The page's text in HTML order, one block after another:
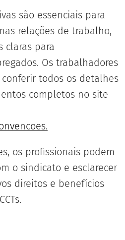
são essenciais para
relações de trabalho,
claras para
Os trabalhadores
todos os detalhes
completos no site
os profissionais podem
o sindicato e esclarecer
direitos e benefícios